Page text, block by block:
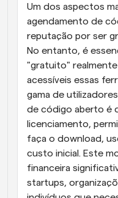
Um dos aspectos
agendamento de
reputação por ser
No entanto, é
"gratuito"
acessíveis essas
gama de
de código aberto é
licenciamento,
faça o download,
custo inicial. Este
financeira
startups,